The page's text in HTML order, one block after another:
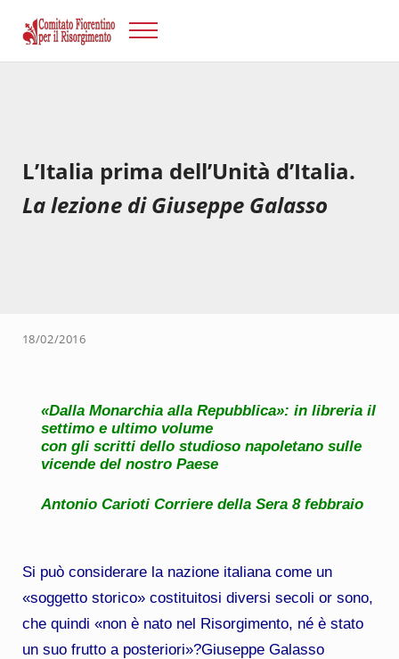
Risorgimento Firenze
Menu
L’Italia prima dell’Unità d’Italia.
La lezione di Giuseppe Galasso
18/02/2016
«Dalla Monarchia alla Repubblica»: in libreria il
settimo e ultimo volume
con gli scritti dello studioso napoletano sulle
vicende del nostro Paese
Antonio CariotiCorriere della Sera 8 febbraio
Si può considerare la nazione italiana come un
«soggetto storico» costituitosi diversi secoli or sono,
che quindi «non è nato nel Risorgimento, né è stato
un suo frutto a posteriori»?Giuseppe Galasso